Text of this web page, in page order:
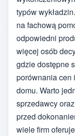
typów
na fachową
odpowiedni
więcej osób
gdzie dostępne
porównania cen
domu. Warto
sprzedawcy
przed
wiele firm